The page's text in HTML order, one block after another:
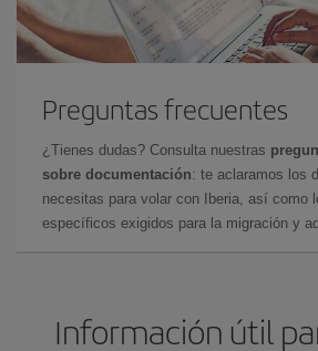
Preguntas frecuentes
¿Tienes dudas? Consulta nuestras
sobre documentación: te aclaramos los
necesitas para volar con Iberia, así como
específicos exigidos para la migración y
Información útil